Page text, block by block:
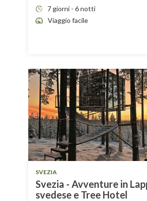
7 giorni - 6 notti
Viaggio facile
SVEZIA
Svezia - Avventure in
svedese e Tree Hotel